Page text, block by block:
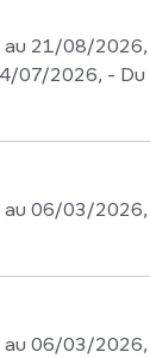
21/08/2026,
07/2026, -
06/03/2026,
06/03/2026,